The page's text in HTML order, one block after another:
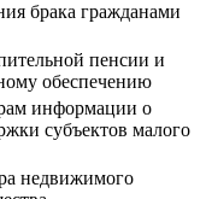
брака гражданами
пенсии и
обеспечению
информации о
субъектов малого
недвижимого